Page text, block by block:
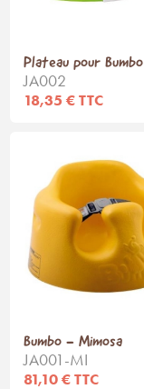
Plateau pour Bumbo
JA002
18,35 € TTC
Bumbo - Mimosa
JA001-MI
81,10 € TTC